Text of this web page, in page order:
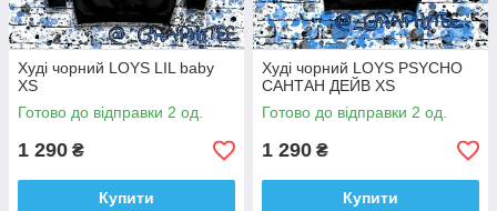
Худі чорний LOYS LIL baby
XS
Готово до відправки 2 од.
1 290 ₴
Купити
Худі чорний LOYS PSYCHO
САНТАН ДЕЙВ XS
Готово до відправки 2 од.
1 290 ₴
Купити